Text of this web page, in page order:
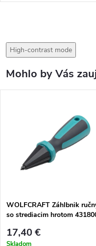
High-contrast mode
Mohlo by Vás
WOLFCRAFT Záhlbnik
so strediacim hrotom
17,40 €
Skladom